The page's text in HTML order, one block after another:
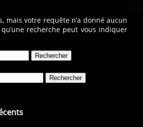
mais votre requête n’a donné aucun
recherche peut vous indiquer